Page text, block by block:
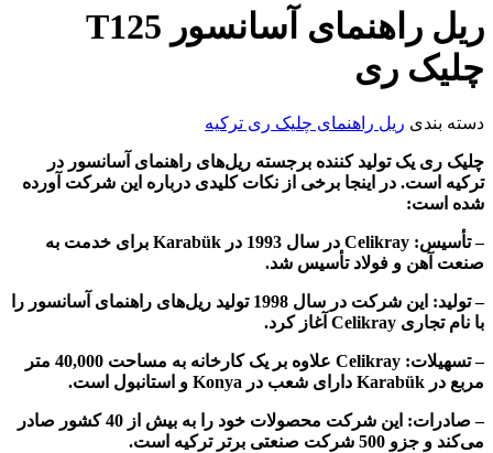
ریل راهنمای آسانسور T125
چلیک ری
دسته بندی ریل راهنمای چلیک ری ترکیه
چلیک ری یک تولید کننده برجسته ریل‌های راهنمای آسانسور در
ترکیه است. در اینجا برخی از نکات کلیدی درباره این شرکت آورده
شده است:
– تأسیس: Celikray در سال 1993 در Karabük برای خدمت به
صنعت آهن و فولاد تأسیس شد.
– تولید: این شرکت در سال 1998 تولید ریل‌های راهنمای آسانسور را
با نام تجاری Celikray آغاز کرد.
– تسهیلات: Celikray علاوه بر یک کارخانه به مساحت 40,000 متر
مربع در Karabük دارای شعب در Konya و استانبول است.
– صادرات: این شرکت محصولات خود را به بیش از 40 کشور صادر
می‌کند و جزو 500 شرکت صنعتی برتر ترکیه است.